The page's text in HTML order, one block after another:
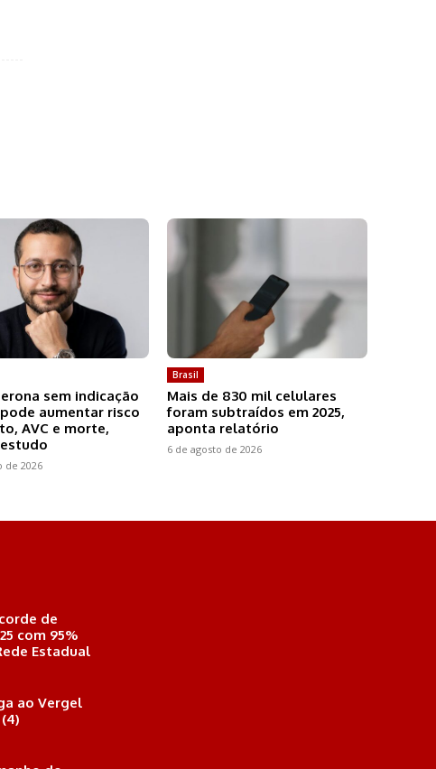
sem indicação
aumentar risco
AVC e morte,
de 2026
Brasil
Mais de 830 mil celulares
foram subtraídos em 2025,
aponta relatório
6 de agosto de 2026
de
com 95%
Estadual
ao Vergel